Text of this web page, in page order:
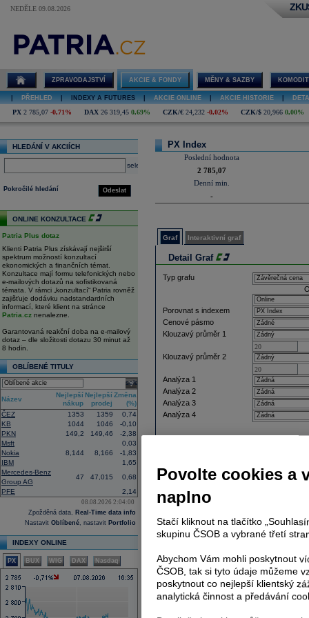
NEDĚLE 09.08.2026
PX Index
ZPRAVODAJSTVÍ AKCIE & FONDY MĚNY & SAZBY
PŘEHLED INDEXY A FUTURES AKCIE ONLINE AKCIE HISTORIE
PX 2 785,07 -0,71% DAX 26 319,45 0,69% CZK/€ 24,232 -0,02% CZK/$ 20,966 0,00%
HLEDÁNÍ V AKCIÍCH
select
Odeslat
Pokročilé hledání
ONLINE KONZULTACE
Patria Plus dotaz
Klienti Patria Plus získávají nejširší
spektrum možností konzultací
ekonomických a finančních témat.
Konzultace mají formu telefonických nebo
e-mailových dotazů na sofistikovaná
témata. V rámci „konzultací“ Patria rovněž
zajišťuje dodávku nadstandardních
informací, které klient na stránce
Patria.cz nenalezne.
Garantovaná reakční doba na e-mailový
dotaz – dle složitosti dotazu 30 minut až
8 hodin.
OBLÍBENÉ TITULY
select
Název
Nejlepší
nákup
Nejlepší
prodej
Změna
(%)
ČEZ
1353 1359
0,74
KB
1044 1046
-0,10
PKN
149,2 149,46
-2,38
Msft
0,03
Nokia
8,144 8,166
-1,83
IBM
1,65
Mercedes-Benz
Group AG
47 47,015
0,68
PFE
2,14
08.08.2026 2:04:00
Zpožděná data, Real-Time data info
Nastavit Oblíbené, nastavit Portfolio
INDEXY ONLINE
PX BUX WIG DAX Nasdaq
PX Index
Poslední hodnota
2 785,07
Denní min.
-
Graf Interaktivní graf
Detail Graf
Typ grafu
Porovnat s indexem
Cenové pásmo
Klouzavý průměr 1
Klouzavý průměr 2
Analýza 1
Analýza 2
Analýza 3
Analýza 4
Povolte cookies a
naplno
Stačí kliknout na tlačítko
skupinu ČSOB a vybrané třetí
Abychom Vám mohli poskytnout
ČSOB, tak si tyto údaje můžeme
poskytnout co nejlepší klientský
analytická činnost a předávání